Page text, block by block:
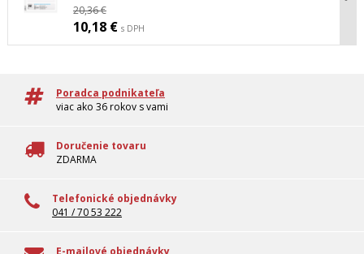
20,36 €
10,18 € s DPH
Poradca podnikateľa
viac ako 36 rokov s vami
Doručenie tovaru
ZDARMA
Telefonické objednávky
041 / 70 53 222
E-mailové objednávky